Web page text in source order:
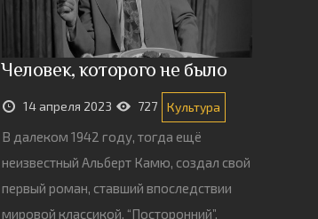
Человек, которого не было
14 апреля 2023 727 Культура
В далеком 1942 году, тогда ещё
неизвестный Альберт Камю, создал свой
первый роман, ставший впоследствии
мировой классикой. “Посторонний”.